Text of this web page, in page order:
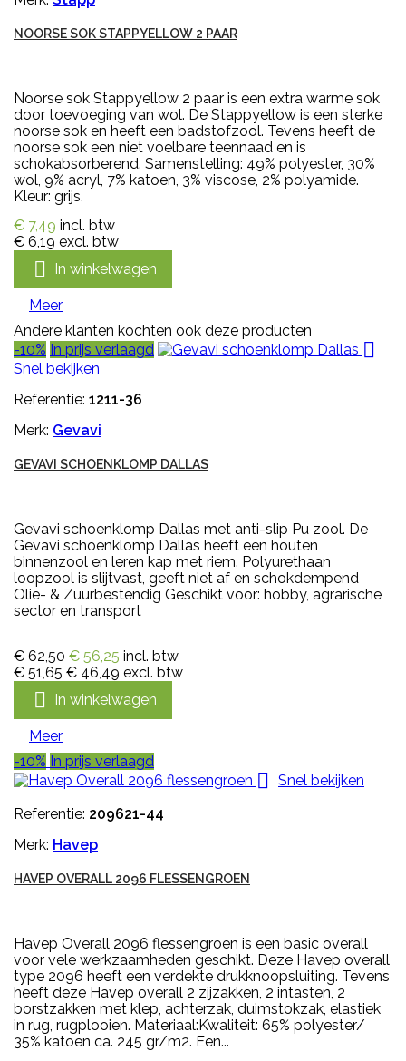
NOORSE SOK STAPPYELLOW 2 PAAR
Noorse sok Stappyellow 2 paar is een extra warme sok
door toevoeging van wol. De Stappyellow is een sterke
noorse sok en heeft een badstofzool. Tevens heeft de
noorse sok een niet voelbare teennaad en is
schokabsorberend. Samenstelling: 49% polyester, 30%
wol, 9% acryl, 7% katoen, 3% viscose, 2% polyamide.
Kleur: grijs.
€ 7,49 incl. btw
€ 6,19 excl. btw
 In winkelwagen
Meer
Andere klanten kochten ook deze producten
-10% In prijs verlaagd 
Snel bekijken
Referentie: 1211-36
Merk: Gevavi
GEVAVI SCHOENKLOMP DALLAS
Gevavi schoenklomp Dallas met anti-slip Pu zool. De
Gevavi schoenklomp Dallas heeft een houten
binnenzool en leren kap met riem. Polyurethaan
loopzool is slijtvast, geeft niet af en schokdempend
Olie- & Zuurbestendig Geschikt voor: hobby, agrarische
sector en transport
€ 62,50 € 56,25 incl. btw
€ 51,65 € 46,49 excl. btw
 In winkelwagen
Meer
-10% In prijs verlaagd

Snel bekijken
Referentie: 209621-44
Merk: Havep
HAVEP OVERALL 2096 FLESSENGROEN
Havep Overall 2096 flessengroen is een basic overall
voor vele werkzaamheden geschikt. Deze Havep overall
type 2096 heeft een verdekte drukknoopsluiting. Tevens
heeft deze Havep overall 2 zijzakken, 2 intasten, 2
borstzakken met klep, achterzak, duimstokzak, elastiek
in rug, rugplooien. Materiaal:Kwaliteit: 65% polyester/
35% katoen ca. 245 gr/m2. Een...